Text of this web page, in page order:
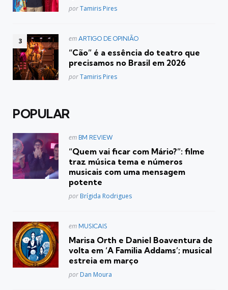
Posted
porTamiris Pires
Postado
em ARTIGO DE OPINIÃO
“Cão” é a essência do teatro que
precisamos no Brasil em 2026
Posted
porTamiris Pires
POPULAR
Postado
em BM REVIEW
“Quem vai ficar com Mário?”: filme
traz música tema e números
musicais com uma mensagem
potente
Posted
por Brígida Rodrigues
Postado
em MUSICAIS
Marisa Orth e Daniel Boaventura de
volta em ‘A Familia Addams’; musical
estreia em março
Posted
por Dan Moura